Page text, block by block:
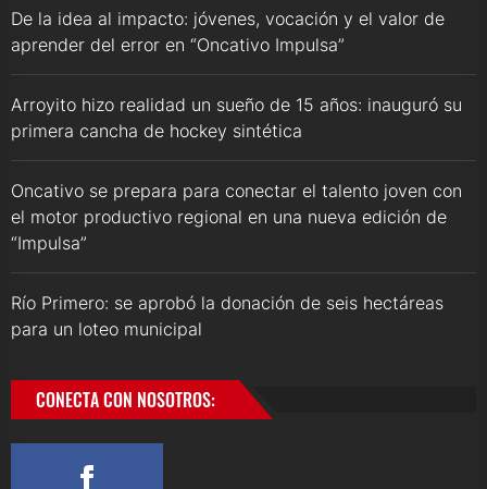
De la idea al impacto: jóvenes, vocación y el valor de
aprender del error en “Oncativo Impulsa”
Arroyito hizo realidad un sueño de 15 años: inauguró su
primera cancha de hockey sintética
Oncativo se prepara para conectar el talento joven con
el motor productivo regional en una nueva edición de
“Impulsa”
Río Primero: se aprobó la donación de seis hectáreas
para un loteo municipal
CONECTA CON NOSOTROS: